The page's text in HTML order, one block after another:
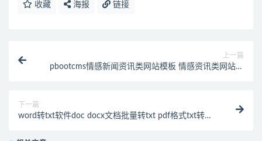
收藏 海报 链接
上一篇
pbootcms情感新闻资讯类网站模板 情感资讯类网站源
下一篇
word转txt软件doc docx文档批量转txt pdf格式txt转